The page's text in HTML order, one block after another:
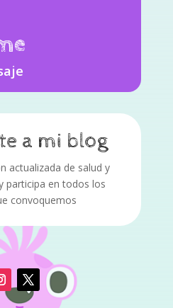
a mi blog
actualizada de salud y
participa en todos los
convoquemos